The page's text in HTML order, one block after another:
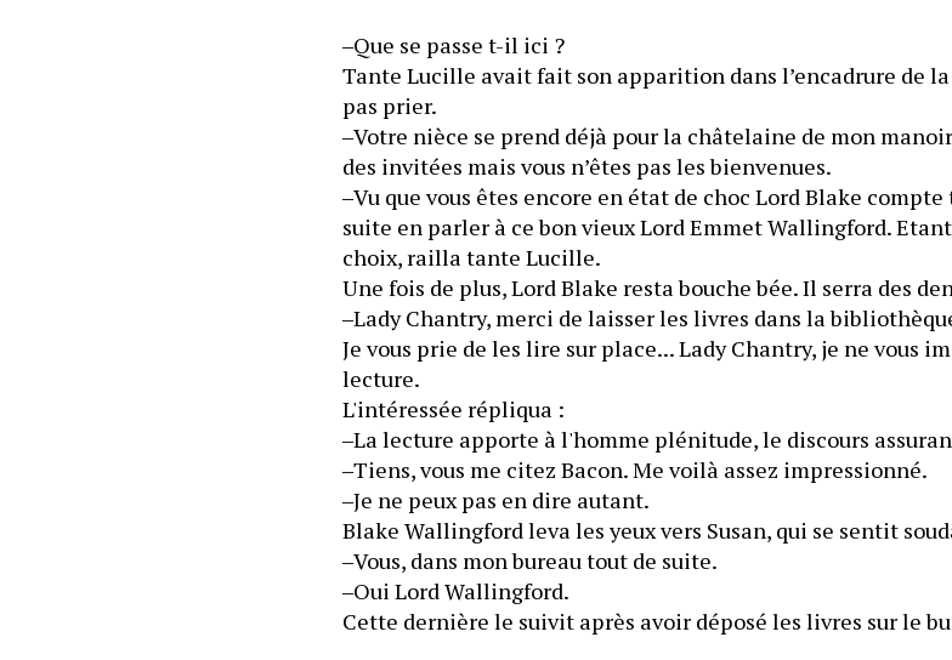
‒Que se passe t-il ici ?
Tante Lucille avait fait son apparition dans l’encadrure de
pas prier.
‒Votre nièce se prend déjà pour la châtelaine de mon
des invitées mais vous n’êtes pas les bienvenues.
‒Vu que vous êtes encore en état de choc Lord Blake
suite en parler à ce bon vieux Lord Emmet Wallingford.
choix, railla tante Lucille.
Une fois de plus, Lord Blake resta bouche bée. Il serra des
‒Lady Chantry, merci de laisser les livres dans la
Je vous prie de les lire sur place... Lady Chantry, je ne vous
lecture.
L'intéressée répliqua :
‒La lecture apporte à l'homme plénitude, le discours
‒Je ne peux pas en dire autant.
Blake Wallingford leva les yeux vers Susan, qui se sentit
‒Vous, dans mon bureau tout de suite.
‒Oui Lord Wallingford.
Cette dernière le suivit après avoir déposé les livres sur le